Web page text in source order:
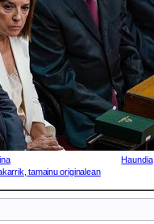
Haundia
tamainu originalean